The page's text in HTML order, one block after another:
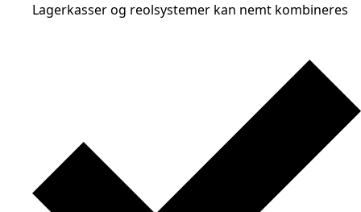
Lagerkasser og reolsystemer kan nemt kombineres